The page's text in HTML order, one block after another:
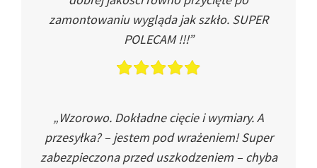
zamontowaniu wygląda jak szkło. SUPER
POLECAM !!!”
„Wzorowo. Dokładne cięcie i wymiary. A
przesyłka? – jestem pod wrażeniem! Super
zabezpieczona przed uszkodzeniem – chyba